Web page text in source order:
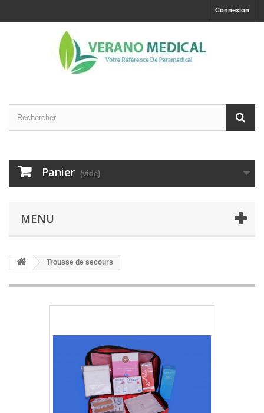
Connexion
Panier (vide)
MENU
Trousse de secours